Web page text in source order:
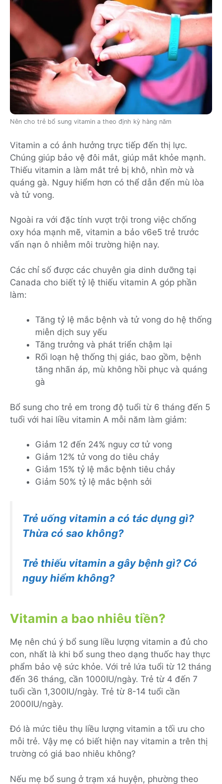
Nên cho trẻ bổ sung vitamin a theo định kỳ hàng năm
Vitamin a có ảnh hưởng trực tiếp đến thị lực.
Chúng giúp bảo vệ đôi mắt, giúp mắt khỏe mạnh.
Thiếu vitamin a làm mắt trẻ bị khô, nhìn mờ và
quáng gà. Nguy hiểm hơn có thể dẫn đến mù lòa
và tử vong.
Ngoài ra với đặc tính vượt trội trong việc chống
oxy hóa mạnh mẽ, vitamin a bảo v6e5 trẻ trước
vấn nạn ô nhiễm môi trường hiện nay.
Các chỉ số được các chuyên gia dinh dưỡng tại
Canada cho biết tỷ lệ thiếu vitamin A góp phần
làm:
Tăng tỷ lệ mắc bệnh và tử vong do hệ thống
miễn dịch suy yếu
Tăng trưởng và phát triển chậm lại
Rối loạn hệ thống thị giác, bao gồm, bệnh
tăng nhãn áp, mù ​​không hồi phục và quáng
gà
Bổ sung cho trẻ em trong độ tuổi từ 6 tháng đến 5
tuổi với hai liều vitamin A mỗi năm làm giảm:
Giảm 12 đến 24% nguy cơ tử vong
Giảm 12% tử vong do tiêu chảy
Giảm 15% tỷ lệ mắc bệnh tiêu chảy
Giảm 50% tỷ lệ mắc bệnh sởi
Trẻ uống vitamin a có tác dụng gì?
Thừa có sao không?
Trẻ thiếu vitamin a gây bệnh gì? Có
nguy hiểm không?
Vitamin a bao nhiêu tiền?
Mẹ nên chú ý bổ sung liều lượng vitamin a đủ cho
con, nhất là khi bổ sung theo dạng thuốc hay thực
phẩm bảo vệ sức khỏe. Với trẻ lứa tuổi từ 12 tháng
đến 36 tháng, cần 1000IU/ngày. Trẻ từ 4 đến 7
tuổi cần 1,300IU/ngày. Trẻ từ 8-14 tuổi cần
2000IU/ngày.
Đó là mức tiêu thụ liều lượng vitamin a tối ưu cho
mỗi trẻ. Vậy mẹ có biết hiện nay vitamin a trên thị
trường có giá bao nhiêu không?
Nếu mẹ bổ sung ở trạm xá huyện, phường theo